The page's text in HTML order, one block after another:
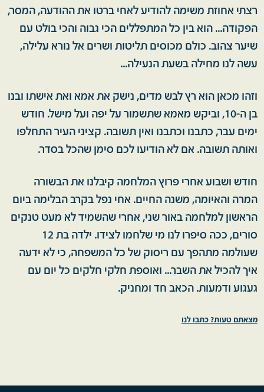
רצתי אחוזת משימה להודיע לאחי ברטו את ההודעה, המסר,
הפקודה... הוא בין כל המתפללים הכי גבוה והכי בולט עם
שיער צהוב. כולם מכוסים תליטות ושרים אל נורא עלילה,
עשה לנו מחילה בשעת הנעילה...
וזהו מכאן הוא רץ לבש מדים, נישק את אמא ואת אישתו ובנו
בן ה-10, וביקש מאמא שתשמור על יפה ועל מישל. חודש
ימים עבר, כתבנו וכתבנו ואין תשובה. קציני העיר התחלפו
ואותה תשובה. אם לא הודיעו לכם סימן שהכל בסדר.
חודש ושבוע אחרי פרוץ המלחמה קיבלנו את הבשורה
המרה והאיומה, משנה החיים. אחי נפל בקרב הבלימה ביום
הראשון למלחמה באור שני, אחרי שהשמיד לא מעט טנקים
סורים, ככה סיפרו לנו מי שלחמו לצידו. ילדה בת 12
שעולמה מתהפך עם ריסוק של כל המשפחה, כי לא ידעה
איך להכיל את השבר... ואוספת חלקי חלקים כל יום עם
געגוע ודמעות. הכאב חד ומחניק.
מצאתם טעות? כתבו לנו